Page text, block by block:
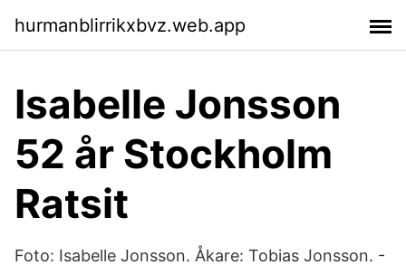
hurmanblirrikxbvz.web.app
Isabelle Jonsson
52 år Stockholm
Ratsit
Foto: Isabelle Jonsson. Åkare: Tobias Jonsson. -